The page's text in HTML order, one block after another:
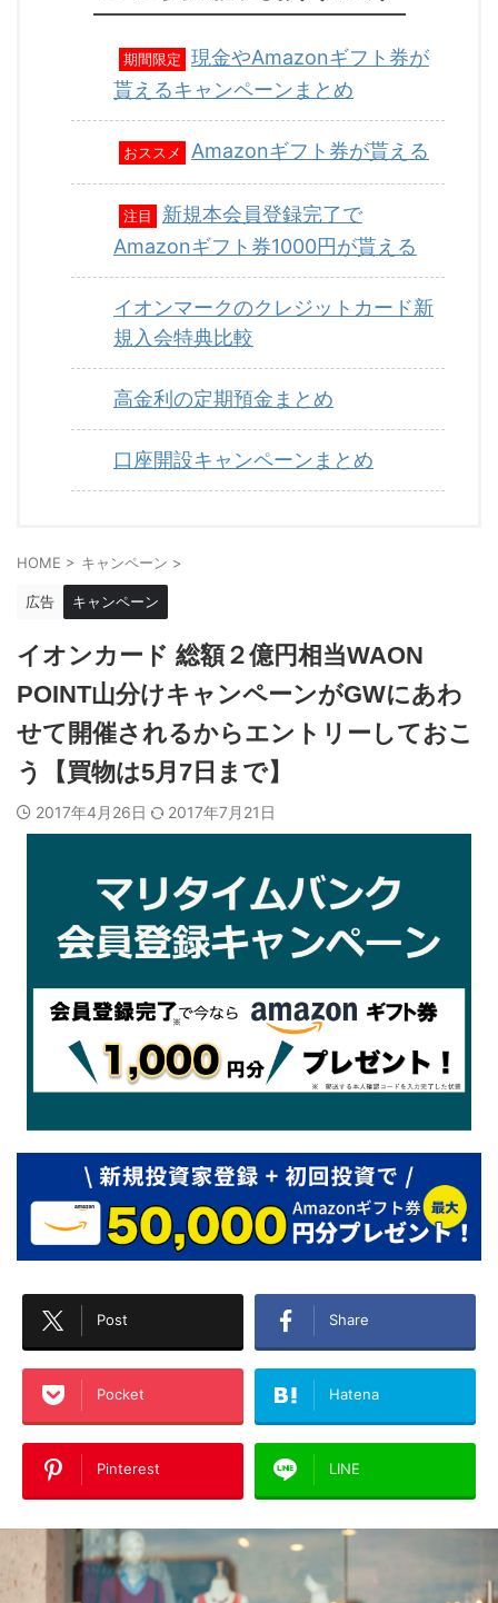
期間限定
現金やAmazonギフト券が
貰えるキャンペーンまとめ
おススメ Amazonギフト券が貰える
注目
新規本会員登録完了で
Amazonギフト券1000円が貰える
イオンマークのクレジットカード新
規入会特典比較
高金利の定期預金まとめ
口座開設キャンペーンまとめ
HOME > キャンペーン >
広告 キャンペーン
イオンカード 総額２億円相当WAON
POINT山分けキャンペーンがGWにあわ
せて開催されるからエントリーしておこ
う【買物は5月7日まで】
2017年4月26日 2017年7月21日
Post Share
Pocket Hatena
Pinterest LINE